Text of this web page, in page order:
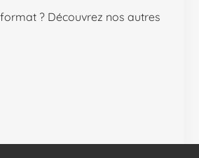
? Découvrez nos autres